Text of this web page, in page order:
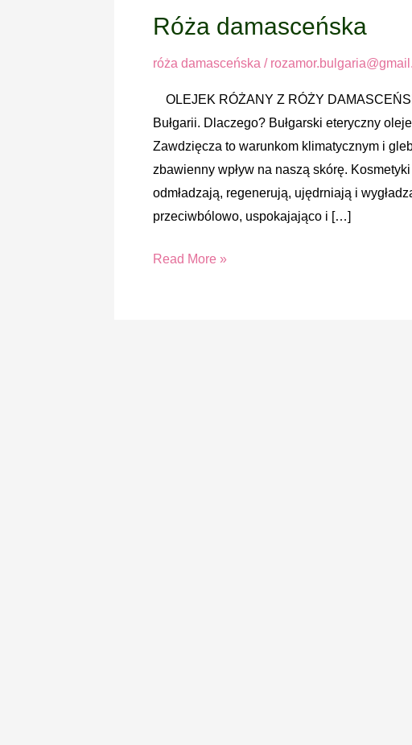
Róża damasceńska
róża damasceńska /
OLEJEK RÓŻANY Z RÓŻY
Bułgarii. Dlaczego? Bułgarski eteryczny
Zawdzięcza to warunkom klimatycznym i
zbawienny wpływ na naszą skórę.
odmładzają, regenerują, ujędrniają i
przeciwbólowo, uspokajająco i […]
Róża
Read More »